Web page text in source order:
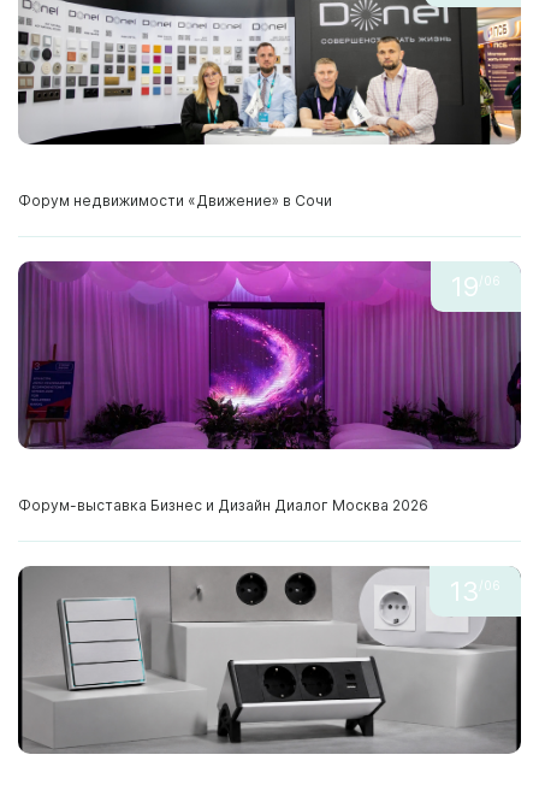
Форум недвижимости «Движение» в Сочи
19/06
Форум-выставка Бизнес и Дизайн Диалог Москва 2026
13/06